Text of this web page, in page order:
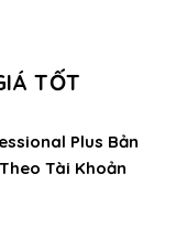
TỐT
Plus Bản
Tài Khoản